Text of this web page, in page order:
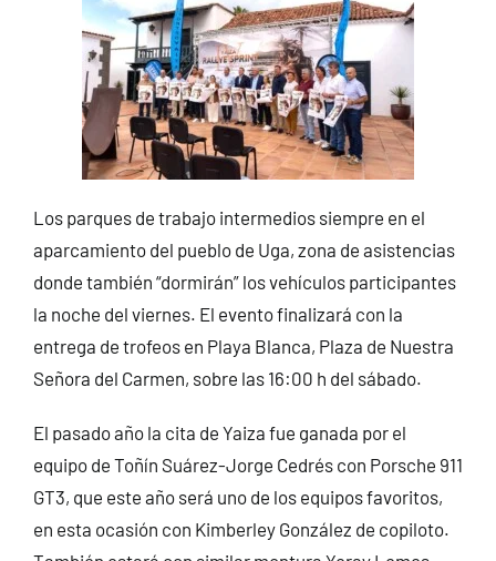
Los parques de trabajo intermedios siempre en el
aparcamiento del pueblo de Uga, zona de asistencias
donde también “dormirán” los vehículos participantes
la noche del viernes. El evento finalizará con la
entrega de trofeos en Playa Blanca, Plaza de Nuestra
Señora del Carmen, sobre las 16:00 h del sábado.
El pasado año la cita de Yaiza fue ganada por el
equipo de Toñín Suárez-Jorge Cedrés con Porsche 911
GT3, que este año será uno de los equipos favoritos,
en esta ocasión con Kimberley González de copiloto.